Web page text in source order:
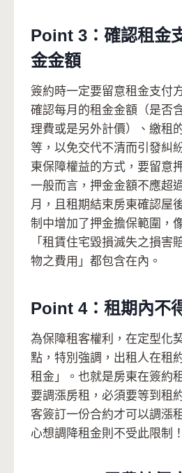
Point 3：確認租金
金金額
簽約時一定要留意租金支付
確認每月的租金金額（是否
理費或是另外計價）、繳租
等，以免交代不清而引發糾
東保障權益的方式，要留意
一般而言，押金金額不應超
月，且租期結束房東確認屋
制中增加了押金擔保範圍，
「租賃住宅毀損滅失之損害
物之費用」都包含在內。
Point 4：租期內不
為保障租客權利，在定型化
點，特別強調，出租人在租
租金」。也就是房東在簽約
要調漲房租，必須要等到租
客簽訂一份合約才可以調漲
心想調降租金則不受此限制！